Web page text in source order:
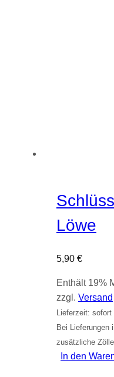
Löwe
5,90 €
Enthält 19%
zzgl. Versand
Lieferzeit:
Bei Lieferungen
zusätzliche
In den